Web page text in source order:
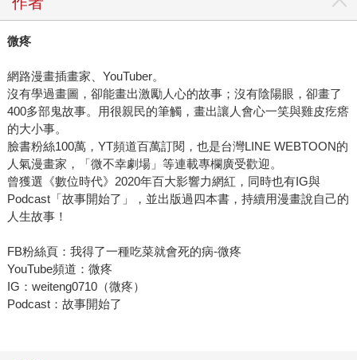
微疼
網路漫畫插畫家、YouTuber。
沒有學過畫圖，卻能畫出激勵人心的故事；沒有陰陽眼，卻畫了
400多部鬼故事。用很親民的筆觸，畫出讓人會心一笑與雞皮疙瘩
的大小事。
臉書粉絲100萬，YT頻道百萬訂閱，也是台灣LINE WEBTOON的
人氣漫畫家，「微不幸劇場」等連載專欄廣受歡迎。
曾獲選《數位時代》2020年百大影響力網紅，同時也有IG與
Podcast「故事開始了」，並出版過四本書，持續用漫畫說自己的
人生故事！
FB粉絲頁：我得了一種吃菜就會死的病-微疼
YouTube頻道：微疼
IG：weiteng0710（微疼）
Podcast：故事開始了